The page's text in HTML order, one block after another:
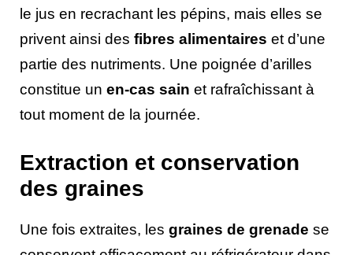
le jus en recrachant les pépins, mais elles se
privent ainsi des fibres alimentaires et d’une
partie des nutriments. Une poignée d’arilles
constitue un en-cas sain et rafraîchissant à
tout moment de la journée.
Extraction et conservation
des graines
Une fois extraites, les graines de grenade se